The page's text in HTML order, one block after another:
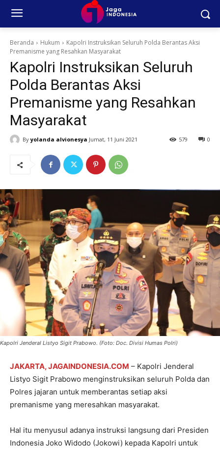
Beranda Hukum
Kapolri Instruksikan Seluruh Polda Berantas Aksi
Premanisme yang Resahkan Masyarakat
Kapolri Instruksikan Seluruh
Polda Berantas Aksi
Premanisme yang Resahkan
Masyarakat
By yolanda alvionesya Jumat, 11 Juni 2021 0
579
Kapolri Jenderal Listyo Sigit Prabowo. (Foto: Doc. Divisi Humas Polri)
JAKARTA, JAGAINDONESIA.COM – Kapolri Jenderal
Listyo Sigit Prabowo menginstruksikan seluruh Polda dan
Polres jajaran untuk memberantas setiap aksi
premanisme yang meresahkan masyarakat.
Hal itu menyusul adanya instruksi langsung dari Presiden
Indonesia Joko Widodo (Jokowi) kepada Kapolri untuk